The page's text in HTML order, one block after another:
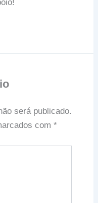
será publicado.
com *